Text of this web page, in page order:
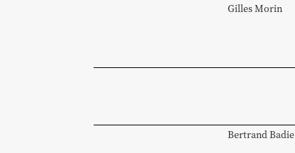
GillesMorin
BertrandBadie